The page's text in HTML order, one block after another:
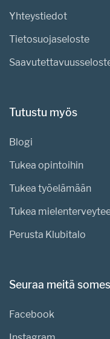
Yhteystiedot
Tietosuojaseloste
Tutustu myös
Blogi
Tukea opintoihin
Tukea työelämään
Tukea
Perusta Klubitalo
Seuraa meitä
Facebook